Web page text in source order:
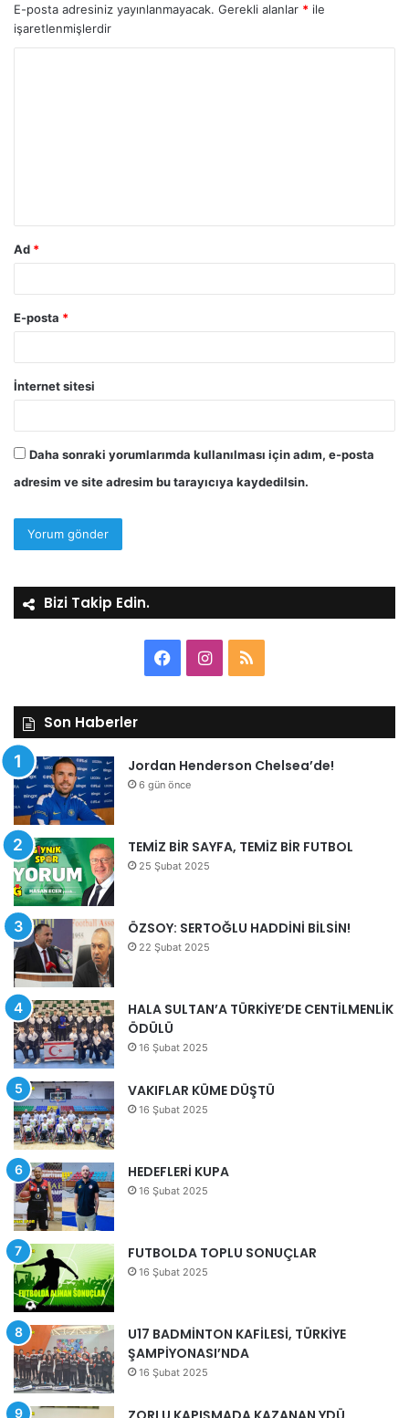
E-posta adresiniz yayınlanmayacak. Gerekli alanlar * ile
işaretlenmişlerdir
Ad *
E-posta *
İnternet sitesi
Daha sonraki yorumlarımda kullanılması için adım, e-posta
adresim ve site adresim bu tarayıcıya kaydedilsin.
Bizi Takip Edin.
FacebookInstagram
RSS
Son Haberler
Jordan Henderson Chelsea’de!
6 gün önce
TEMİZ BİR SAYFA, TEMİZ BİR FUTBOL
25 Şubat 2025
ÖZSOY: SERTOĞLU HADDİNİ BİLSİN!
22 Şubat 2025
HALA SULTAN’A TÜRKİYE’DE CENTİLMENLİK
ÖDÜLÜ
16 Şubat 2025
VAKIFLAR KÜME DÜŞTÜ
16 Şubat 2025
HEDEFLERİ KUPA
16 Şubat 2025
FUTBOLDA TOPLU SONUÇLAR
16 Şubat 2025
U17 BADMİNTON KAFİLESİ, TÜRKİYE
ŞAMPİYONASI’NDA
16 Şubat 2025